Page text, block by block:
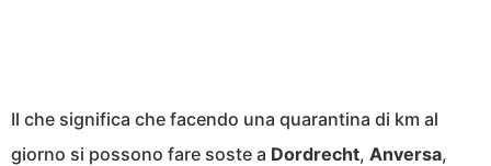
Il che significa che facendo una quarantina di km al
giorno si possono fare soste a Dordrecht, Anversa,